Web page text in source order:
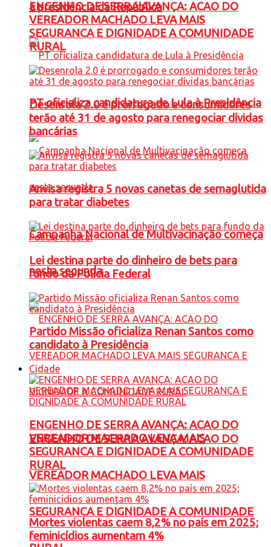
à presidência da República
PT oficializa candidatura de Lula à Presidência
Campanha Nacional de Multivacinação começa
nesta segunda
ENGENHO DE SERRA AVANÇA: ACAO DO
VEREADOR MACHADO LEVA MAIS
SEGURANCA E DIGNIDADE A COMUNIDADE
ENGENHO DE SERRA AVANÇA: ACAO DO
VEREADOR MACHADO LEVA MAIS
SEGURANCA E DIGNIDADE A COMUNIDADE
RURAL
Desenrola 2.0 é prorrogado e consumidores
terão até 31 de agosto para renegociar dívidas
bancárias
Anvisa registra 5 novas canetas de semaglutida
para tratar diabetes
Lei destina parte do dinheiro de bets para
fundo da Polícia Federal
Partido Missão oficializa Renan Santos como
candidato à Presidência
Cidade
ENGENHO DE SERRA AVANÇA: ACAO DO
VEREADOR MACHADO LEVA MAIS
SEGURANCA E DIGNIDADE A COMUNIDADE
RURAL
Mortes violentas caem 8,2% no país em 2025;
feminicídios aumentam 4%